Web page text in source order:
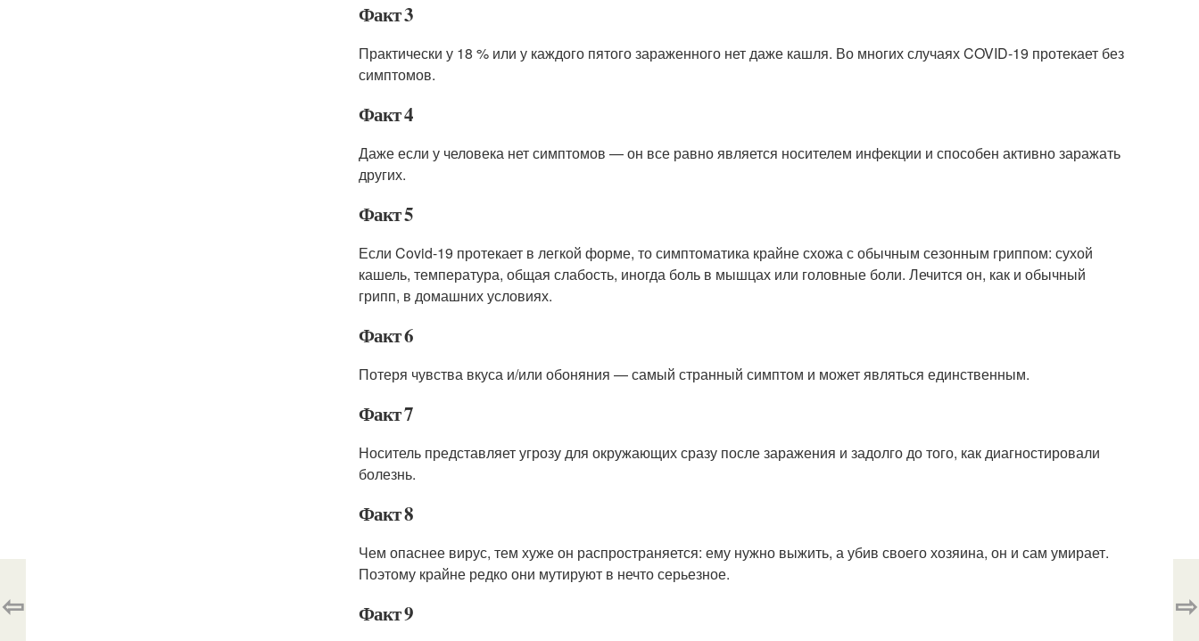
Факт 3
Практически у 18 % или у каждого пятого зараженного нет даже кашля. Во многих случаях COVID-19 протекает без
симптомов.
Факт 4
Даже если у человека нет симптомов — он все равно является носителем инфекции и способен активно заражать
других.
Факт 5
Если Covid-19 протекает в легкой форме, то симптоматика крайне схожа с обычным сезонным гриппом: сухой
кашель, температура, общая слабость, иногда боль в мышцах или головные боли. Лечится он, как и обычный
грипп, в домашних условиях.
Факт 6
Потеря чувства вкуса и/или обоняния — самый странный симптом и может являться единственным.
Факт 7
Носитель представляет угрозу для окружающих сразу после заражения и задолго до того, как диагностировали
болезнь.
Факт 8
Чем опаснее вирус, тем хуже он распространяется: ему нужно выжить, а убив своего хозяина, он и сам умирает.
Поэтому крайне редко они мутируют в нечто серьезное.
Факт 9
⇦ ⇨